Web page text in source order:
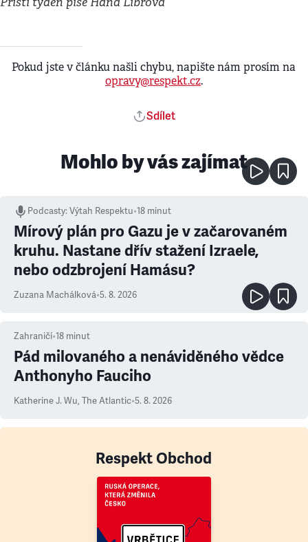
Pokud jste v článku našli chybu, napište nám prosím na
opravy@respekt.cz.
Sdílet
Mohlo by vás zajímat
Podcasty:Výtah Respektu•18 minut
Mírový plán pro Gazu je v začarovaném
kruhu. Nastane dřív stažení Izraele,
nebo odzbrojení Hamásu?
Zuzana Machálková•5. 8. 2026
Zahraničí•18 minut
Pád milovaného a nenáviděného vědce
Anthonyho Fauciho
Katherine J. Wu, The Atlantic•5. 8. 2026
Respekt Obchod